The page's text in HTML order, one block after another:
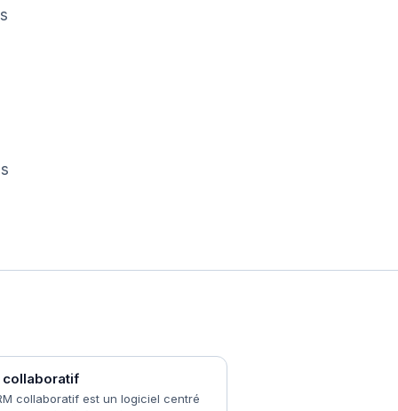
collaboratif
collaboratif est un logiciel centré